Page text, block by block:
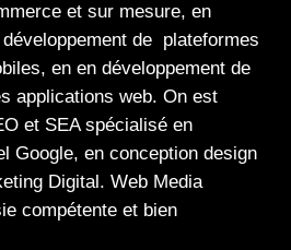
et sur mesure, en
développement de plateformes
, en en développement de
applications web. On est
et SEAspécialisé en
Google, en conception design
Digital. Web Media
compétente et bien